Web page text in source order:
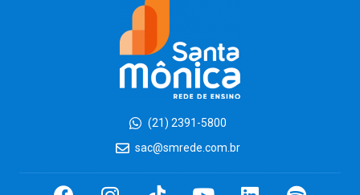
(21) 2391-5800
sac@smrede.com.br